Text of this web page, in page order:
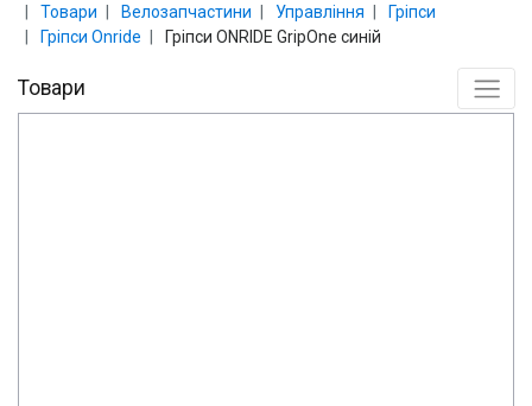
Товари
Велозапчастини Управління
Гріпси
Гріпси Onride
Гріпси ONRIDE GripOne синій
Товари